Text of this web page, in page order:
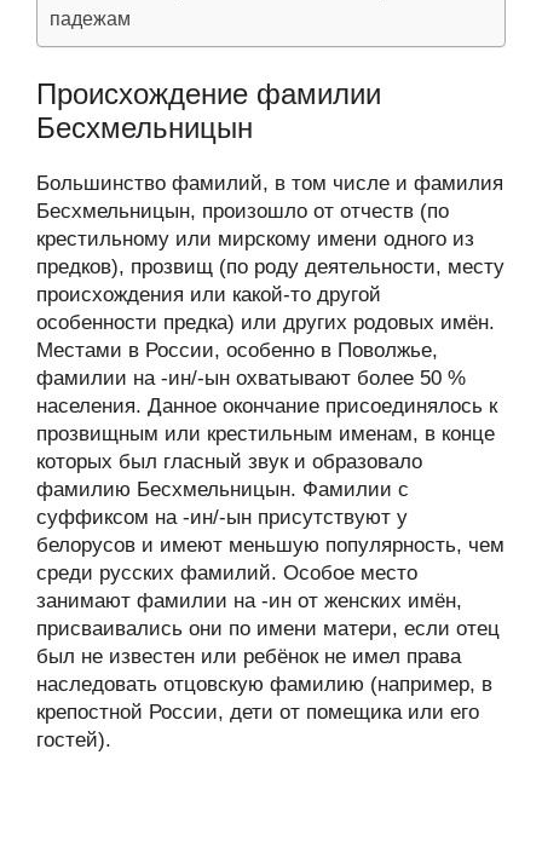
падежам
Происхождение фамилии
Бесхмельницын
Большинство фамилий, в том числе и фамилия
Бесхмельницын, произошло от отчеств (по
крестильному или мирскому имени одного из
предков), прозвищ (по роду деятельности, месту
происхождения или какой-то другой
особенности предка) или других родовых имён.
Местами в России, особенно в Поволжье,
фамилии на -ин/-ын охватывают более 50 %
населения. Данное окончание присоединялось к
прозвищным или крестильным именам, в конце
которых был гласный звук и образовало
фамилию Бесхмельницын. Фамилии с
суффиксом на -ин/-ын присутствуют у
белорусов и имеют меньшую популярность, чем
среди русских фамилий. Особое место
занимают фамилии на -ин от женских имён,
присваивались они по имени матери, если отец
был не известен или ребёнок не имел права
наследовать отцовскую фамилию (например, в
крепостной России, дети от помещика или его
гостей).